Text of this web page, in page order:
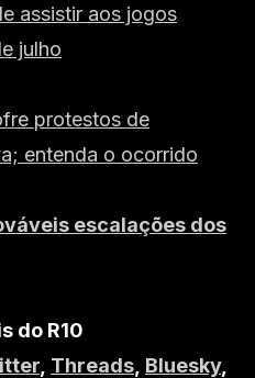
assistir aos jogos
julho
protestos de
entenda o ocorrido
escalações dos
do R10
Threads Bluesky,